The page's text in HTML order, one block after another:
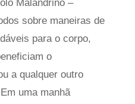
Malandrino –
sobre maneiras de
para o corpo,
o
a qualquer outro
uma manhã